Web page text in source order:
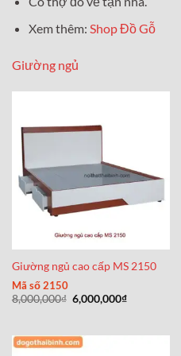
Xem thêm: Shop Đồ Gỗ
Giường ngủ
Giường ngủ cao cấp MS 2150
Mã số 2150
8,000,000₫ Giá
gốc
6,000,000₫Giá
6,000,000₫.